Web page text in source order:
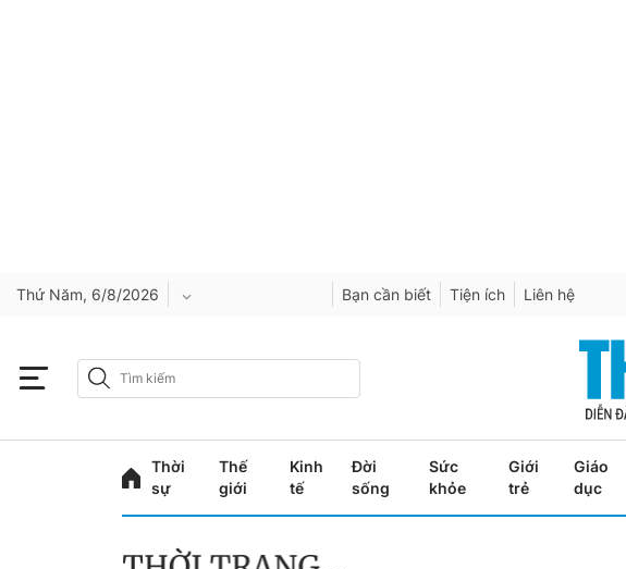
Thứ Năm, 6/8/2026
Cao Bằng
Bạn cần biết Tiện ích Liên hệ
Thời
sự
Thế
giới
Kinh
tế
Đời
sống
Sức
khỏe
Giới
trẻ
Giáo
dục